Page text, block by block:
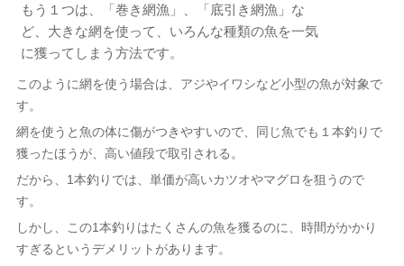
もう１つは、「巻き網漁」、「底引き網漁」な
ど、大きな網を使って、いろんな種類の魚を一気
に獲ってしまう方法です。
このように網を使う場合は、アジやイワシなど小型の魚が対象で
す。
網を使うと魚の体に傷がつきやすいので、同じ魚でも１本釣りで
獲ったほうが、高い値段で取引される。
だから、1本釣りでは、単価が高いカツオやマグロを狙うので
す。
しかし、この1本釣りはたくさんの魚を獲るのに、時間がかかり
すぎるというデメリットがあります。